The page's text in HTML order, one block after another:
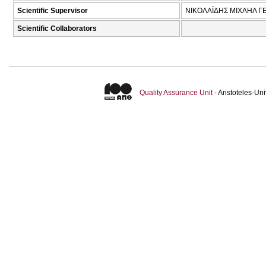
Scientific Supervisor ΝΙΚΟΛΑΪΔΗΣ ΜΙΧΑΗΛ
Scientific Collaborators
Quality Assurance Unit- Aristoteles-